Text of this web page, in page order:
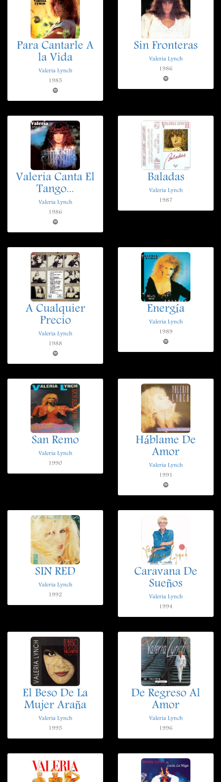
Para Cantarle A
la Vida
Valeria Lynch
1985
Sin Fronteras
Valeria Lynch
1986
Valeria Canta El
Tango...
Valeria Lynch
1986
Baladas
Valeria Lynch
1987
A Cualquier
Precio
Valeria Lynch
1988
Energía
Valeria Lynch
1989
San Remo
Valeria Lynch
1990
Háblame De
Amor
Valeria Lynch
1991
SIN RED
Valeria Lynch
1992
Caravana De
Sueños
Valeria Lynch
1994
El Beso De La
Mujer Araña
Valeria Lynch
1995
De Regreso Al
Amor
Valeria Lynch
1996